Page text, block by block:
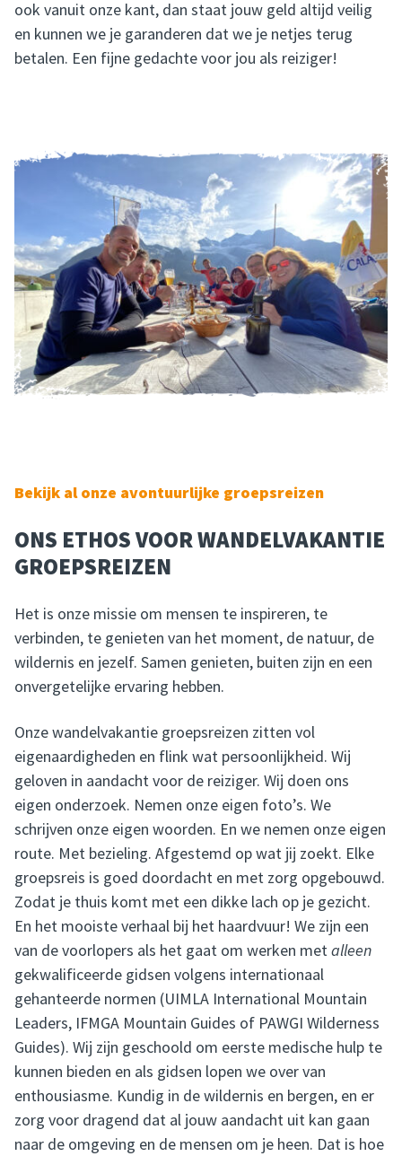
ook vanuit onze kant, dan staat jouw geld altijd veilig
en kunnen we je garanderen dat we je netjes terug
betalen. Een fijne gedachte voor jou als reiziger!
Bekijk al onze avontuurlijke groepsreizen
ONS ETHOS VOOR WANDELVAKANTIE
GROEPSREIZEN
Het is onze missie om mensen te inspireren, te
verbinden, te genieten van het moment, de natuur, de
wildernis en jezelf. Samen genieten, buiten zijn en een
onvergetelijke ervaring hebben.
Onze wandelvakantie groepsreizen zitten vol
eigenaardigheden en flink wat persoonlijkheid. Wij
geloven in aandacht voor de reiziger. Wij doen ons
eigen onderzoek. Nemen onze eigen foto’s. We
schrijven onze eigen woorden. En we nemen onze eigen
route. Met bezieling. Afgestemd op wat jij zoekt. Elke
groepsreis is goed doordacht en met zorg opgebouwd.
Zodat je thuis komt met een dikke lach op je gezicht.
En het mooiste verhaal bij het haardvuur! We zijn een
van de voorlopers als het gaat om werken metalleen
gekwalificeerde gidsen volgens internationaal
gehanteerde normen (UIMLA International Mountain
Leaders, IFMGA Mountain Guides of PAWGI Wilderness
Guides). Wij zijn geschoold om eerste medische hulp te
kunnen bieden en als gidsen lopen we over van
enthousiasme. Kundig in de wildernis en bergen, en er
zorg voor dragend dat al jouw aandacht uit kan gaan
naar de omgeving en de mensen om je heen. Dat is hoe